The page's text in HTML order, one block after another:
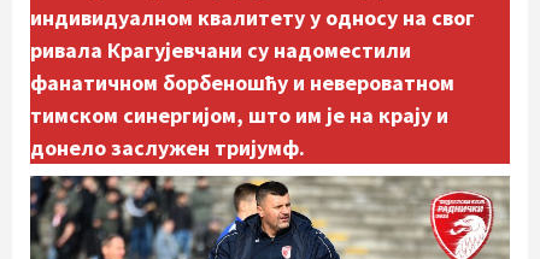
индивидуалном квалитету у односу на свог
ривала Крагујевчани су надоместили
фанатичном борбеношћу и невероватном
тимском синергијом, што им је на крају и
донело заслужен тријумф.